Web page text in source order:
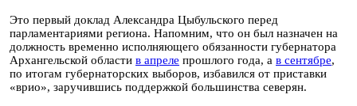
Это первый доклад Александра Цыбульского перед
парламентариями региона. Напомним, что он был назначен на
должность временно исполняющего обязанности губернатора
Архангельской области в апреле прошлого года, а в сентябре,
по итогам губернаторских выборов, избавился от приставки
«врио», заручившись поддержкой большинства северян.